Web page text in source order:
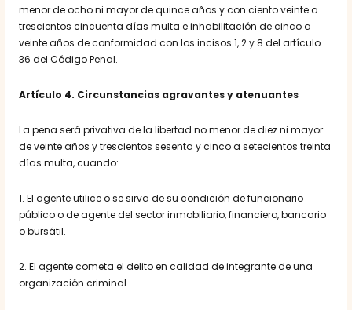
menor de ocho ni mayor de quince años y con ciento veinte a
trescientos cincuenta días multa e inhabilitación de cinco a
veinte años de conformidad con los incisos 1, 2 y 8 del artículo
36 del Código Penal.
Artículo 4. Circunstancias agravantes y atenuantes
La pena será privativa de la libertad no menor de diez ni mayor
de veinte años y trescientos sesenta y cinco a setecientos treinta
días multa, cuando:
1. El agente utilice o se sirva de su condición de funcionario
público o de agente del sector inmobiliario, financiero, bancario
o bursátil.
2. El agente cometa el delito en calidad de integrante de una
organización criminal.